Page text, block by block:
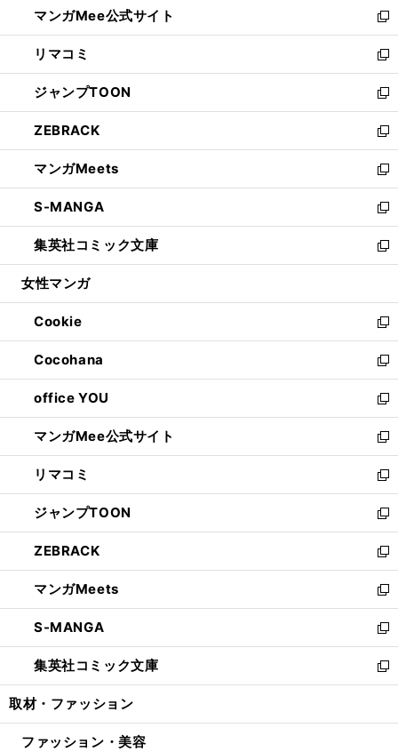
く
ド
ウ
で
開
く
ィ
ン
ド
ウ
で
開
く
い
ウ
ィ
ン
ド
ウ
で
開
く
マンガMee公式サイト
新
し
い
ウ
ィ
ン
ド
ウ
で
開
く
リマコミ
新
し
い
ウ
ィ
ン
ド
ウ
で
開
く
ジャンプTOON
新
し
い
ウ
ィ
ン
ド
ウ
で
開
ZEBRACK
新
し
い
ウ
ィ
ン
ド
ウ
開
く
マンガMeets
新
し
い
ウ
ィ
ン
ウ
で
開
く
S-MANGA
新
し
い
ウ
ン
ド
ウ
で
開
く
集英社コミック文庫
新
し
ウ
ィ
ン
ド
ウ
で
開
く
女性マンガ
Cookie
新
し
い
ウ
ィ
ン
ド
ウ
で
開
く
Cocohana
新
し
い
ウ
ィ
ン
ド
ウ
で
開
く
office YOU
新
し
い
ウ
ィ
ン
ド
ウ
で
開
く
マンガMee公式サイト
新
し
い
ウ
ィ
ン
ド
ウ
で
開
く
リマコミ
新
し
い
ウ
ィ
ン
ド
ウ
で
開
く
ジャンプTOON
新
し
い
ウ
ィ
ン
ド
ウ
で
開
ZEBRACK
新
し
い
ウ
ィ
ン
ド
ウ
開
マンガMeets
新
し
い
ウ
ィ
ン
ウ
S-MANGA
新
し
い
ウ
ン
集英社コミック文庫
新
し
ウ
取材・ファッション
ファッション・美容